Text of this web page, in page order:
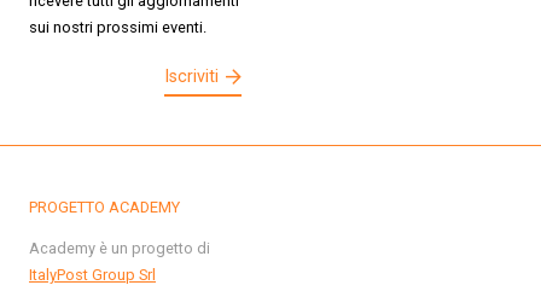
sui nostri prossimi eventi.
Iscriviti
PROGETTO ACADEMY
Academy è un progetto di
ItalyPost Group Srl